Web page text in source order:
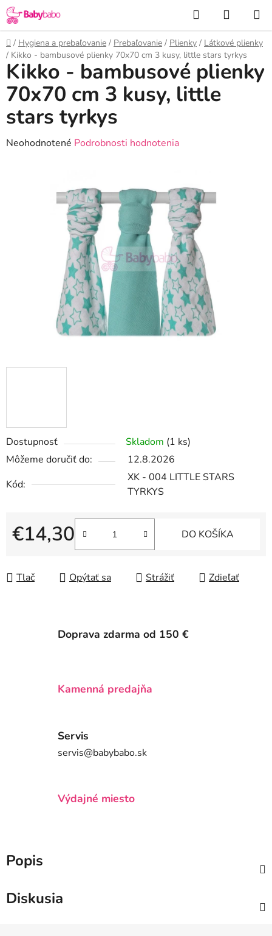
Prejsť
na
obsah
Hľadať
KOŠÍK
Domov
/ Hygiena a prebaľovanie / Prebaľovanie / Plienky / Látkové plienky
/ Kikko - bambusové plienky 70x70 cm 3 kusy, little stars tyrkys
Dostupnosť Skladom (1 ks)
Môžeme doručiť do:
12.8.2026
Kód:
XK - 004 LITTLE STARS
TYRKYS
€14,30
Jednotková cena:
DO KOŠÍKA
Tlač Opýtať sa Strážiť Zdieľať
Kikko - bambusové plienky
70x70 cm 3 kusy, little
stars tyrkys
Priemerné
Neohodnotené Podrobnosti hodnotenia
Doprava zdarma od 150 €
Kamenná predajňa
Servis
servis@babybabo.sk
Výdajné miesto
Popis
Diskusia